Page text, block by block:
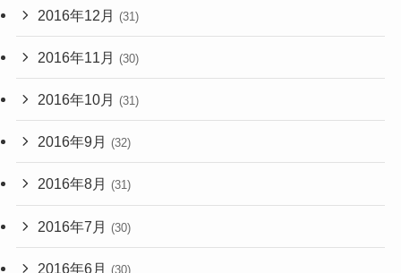
2016年12月 (31)
2016年11月 (30)
2016年10月 (31)
2016年9月 (32)
2016年8月 (31)
2016年7月 (30)
2016年6月 (30)